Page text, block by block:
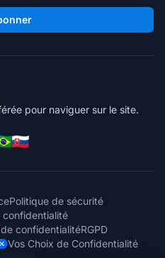
pour naviguer sur le site.
Politique de sécurité
confidentialité
confidentialitéRGPD
Vos Choix de Confidentialité